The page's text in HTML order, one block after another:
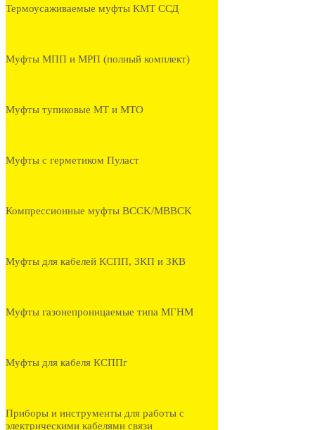
Термоусаживаемые муфты КМТ ССД
Муфты МПП и МРП (полный комплект)
Муфты тупиковые МТ и МТО
Муфты с герметиком Пуласт
Компрессионные муфты BCCK/MBBCK
Муфты для кабелей КСПП, ЗКП и ЗКВ
Муфты газонепроницаемые типа МГНМ
Муфты для кабеля КСППг
Приборы и инструменты для работы с
электрическими кабелями связи